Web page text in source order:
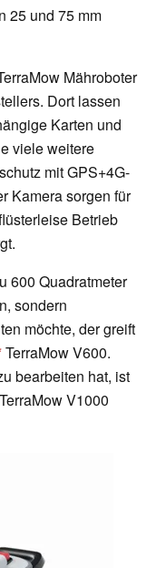
25 und 75 mm
Mähroboter
Dort lassen
Karten und
viele weitere
mit GPS+4G-
Kamera sorgen für
Betrieb
600 Quadratmeter
sondern
möchte, der greift
TerraMow V600.
bearbeiten hat, ist
TerraMow V1000